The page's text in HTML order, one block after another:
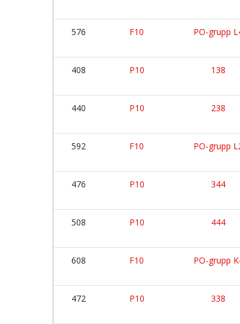
576 F10 PO-grupp
408 P10 138
440 P10 238
592 F10 PO-grupp
476 P10 344
508 P10 444
608 F10 PO-grupp
472 P10 338